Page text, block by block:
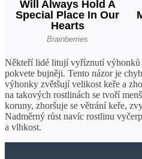
Někteří lidé litují vyříznutí výhonků
pokvete bujněji. Tento názor je
výhonky zvětšují velikost keře a
na takových rostlinách se tvoří
koruny, zhoršuje se větrání keře,
Nadměrný růst navíc rostlinu
a vlhkost.